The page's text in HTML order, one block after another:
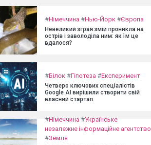
#Німеччина #Нью-Йорк #Європа
Невеликий зграя змій проникла на
острів і заволоділа ним: як їм це
вдалося?
#Білок #Гіпотеза #Експеримент
Четверо ключових спеціалістів
Google AI вирішили створити свій
власний стартап.
#Німеччина #Українське
незалежне інформаційне агентство
#Земля